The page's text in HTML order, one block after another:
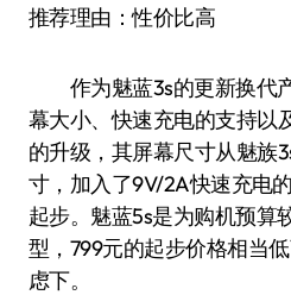
推荐理由：性价比高
作为魅蓝3s的更新换代
幕大小、快速充电的支持以
的升级，其屏幕尺寸从魅族
寸，加入了9V/2A快速充电
起步。魅蓝5s是为购机预算
型，799元的起步价格相当
虑下。